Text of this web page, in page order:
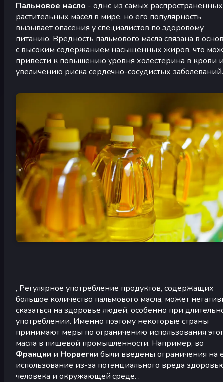
Пальмовое масло - одно из самых распространенных
растительных масел в мире, но его популярность
вызывает опасения у специалистов по здоровому
питанию. Вредность пальмового масла связана в
с высоким содержанием насыщенных жиров, что
привести к повышению уровня холестерина в крови и
увеличению риска сердечно-сосудистых заболеваний.
, Регулярное употребление продуктов, содержащих
большое количество пальмового масла, может
сказаться на здоровье людей, особенно при
употреблении. Именно поэтому некоторые страны
принимают меры по ограничению использования
масла в пищевой промышленности. Например, во
Франции и Норвегии были введены ограничения на
использование из-за потенциального вреда
человека и окружающей среде. .